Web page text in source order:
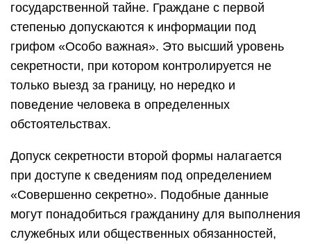
государственной тайне. Граждане с первой
степенью допускаются к информации под
грифом «Особо важная». Это высший уровень
секретности, при котором контролируется не
только выезд за границу, но нередко и
поведение человека в определенных
обстоятельствах.
Допуск секретности второй формы налагается
при доступе к сведениям под определением
«Совершенно секретно». Подобные данные
могут понадобиться гражданину для выполнения
служебных или общественных обязанностей,